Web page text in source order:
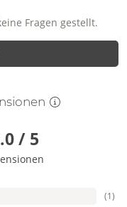
Fragen gestellt.
/ 5
(1)